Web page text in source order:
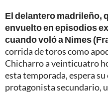
El delantero madrileño,
envuelto en episodios
cuando voló a Nimes
corrida de toros como
Chicharro a veinticuatro
esta temporada, espera
protagonista secundario,